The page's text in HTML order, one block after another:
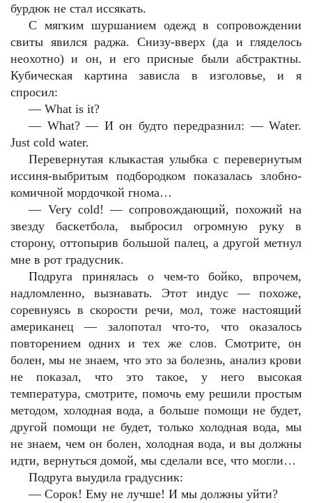
бурдюк не стал иссякать.
С мягким шуршанием одежд в сопровождении
свиты явился раджа. Снизу-вверх (да и гляделось
неохотно) и он, и его присные были абстрактны.
Кубическая картина зависла в изголовье, и я
спросил:
— What is it?
— What? — И он будто передразнил: — Water.
Just cold water.
Перевернутая клыкастая улыбка с перевернутым
иссиня-выбритым подбородком показалась злобно-
комичной мордочкой гнома…
— Very cold! — сопровождающий, похожий на
звезду баскетбола, выбросил огромную руку в
сторону, оттопырив большой палец, а другой метнул
мне в рот градусник.
Подруга принялась о чем-то бойко, впрочем,
надломленно, вызнавать. Этот индус — похоже,
соревнуясь в скорости речи, мол, тоже настоящий
американец — залопотал что-то, что оказалось
повторением одних и тех же слов. Смотрите, он
болен, мы не знаем, что это за болезнь, анализ крови
не показал, что это такое, у него высокая
температура, смотрите, помочь ему решили простым
методом, холодная вода, а больше помощи не будет,
другой помощи не будет, только холодная вода, мы
не знаем, чем он болен, холодная вода, и вы должны
идти, вернуться домой, мы сделали все, что могли…
Подруга выудила градусник:
— Сорок! Ему не лучше! И мы должны уйти?